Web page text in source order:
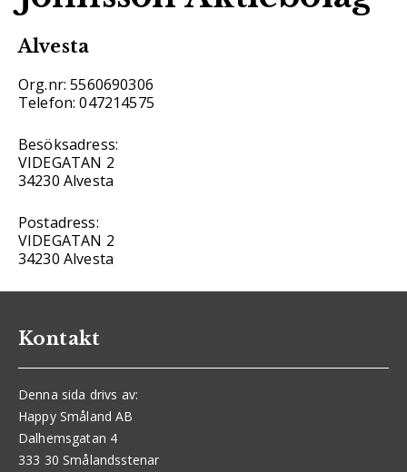
Alvesta
Org.nr: 5560690306
Telefon: 047214575
Besöksadress:
VIDEGATAN 2
34230 Alvesta
Postadress:
VIDEGATAN 2
34230 Alvesta
Kontakt
Denna sida drivs av:
Happy Småland AB
Dalhemsgatan 4
333 30 Smålandsstenar